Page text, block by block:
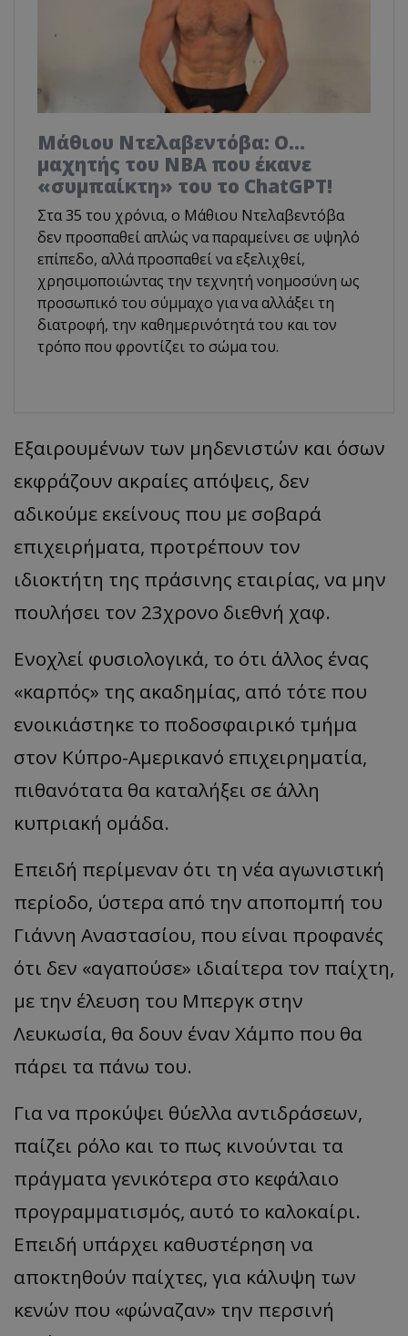
Μάθιου Ντελαβεντόβα: Ο…
μαχητής του NBA που έκανε
«συμπαίκτη» του το ChatGPT!
Στα 35 του χρόνια, ο Μάθιου Ντελαβεντόβα
δεν προσπαθεί απλώς να παραμείνει σε υψηλό
επίπεδο, αλλά προσπαθεί να εξελιχθεί,
χρησιμοποιώντας την τεχνητή νοημοσύνη ως
προσωπικό του σύμμαχο για να αλλάξει τη
διατροφή, την καθημερινότητά του και τον
τρόπο που φροντίζει το σώμα του.
Εξαιρουμένων των μηδενιστών και όσων
εκφράζουν ακραίες απόψεις, δεν
αδικούμε εκείνους που με σοβαρά
επιχειρήματα, προτρέπουν τον
ιδιοκτήτη της πράσινης εταιρίας, να μην
πουλήσει τον 23χρονο διεθνή χαφ.
Ενοχλεί φυσιολογικά, το ότι άλλος ένας
«καρπός» της ακαδημίας, από τότε που
ενοικιάστηκε το ποδοσφαιρικό τμήμα
στον Κύπρο-Αμερικανό επιχειρηματία,
πιθανότατα θα καταλήξει σε άλλη
κυπριακή ομάδα.
Επειδή περίμεναν ότι τη νέα αγωνιστική
περίοδο, ύστερα από την αποπομπή του
Γιάννη Αναστασίου, που είναι προφανές
ότι δεν «αγαπούσε» ιδιαίτερα τον παίχτη,
με την έλευση του Μπεργκ στην
Λευκωσία, θα δουν έναν Χάμπο που θα
πάρει τα πάνω του.
Για να προκύψει θύελλα αντιδράσεων,
παίζει ρόλο και το πως κινούνται τα
πράγματα γενικότερα στο κεφάλαιο
προγραμματισμός, αυτό το καλοκαίρι.
Επειδή υπάρχει καθυστέρηση να
αποκτηθούν παίχτες, για κάλυψη των
κενών που «φώναζαν» την περσινή